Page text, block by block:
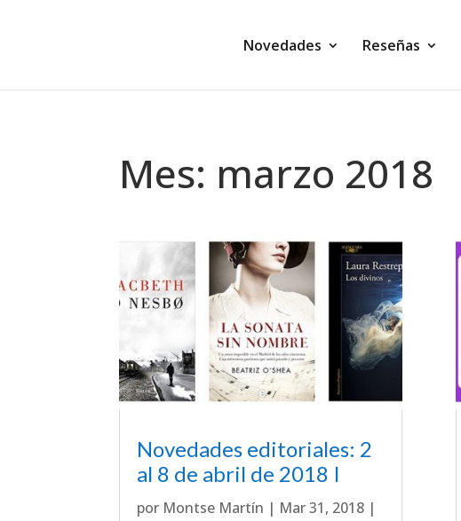
Novedades Reseñas
Mes: marzo 2018
Novedades editoriales: 2
al 8 de abril de 2018 I
por Montse Martín | Mar 31, 2018 |